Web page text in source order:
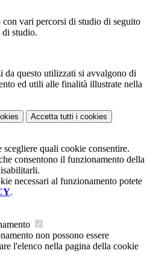
vari percorsi di studio di seguito
di studio.
da questo utilizzati si avvalgono di
ed utili alle finalità illustrate nella
Accetta tutti i cookies
scegliere quali cookie consentire.
consentono il funzionamento della
necessari al funzionamento potete
.
non possono essere
l'elenco nella pagina della cookie